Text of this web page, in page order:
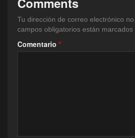
Tu dirección de correo electrónico no
campos obligatorios están marcados
Comentario *